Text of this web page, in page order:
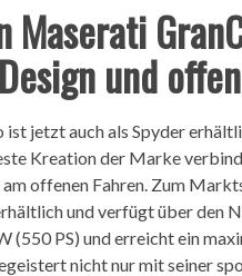
Maserati
und
ist jetzt auch als Spyder
Kreation der Marke
offenen Fahren. Zum
und verfügt über den
PS) und erreicht ein
nicht nur mit seiner